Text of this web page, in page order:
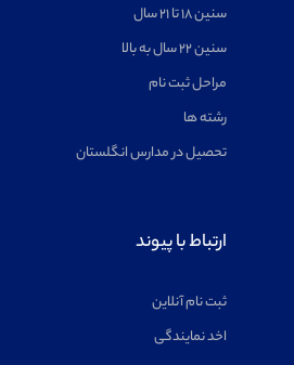
سنین ۱۸ تا ۲۱ سال
سنین ۲۲ سال به بالا
مراحل ثبت نام
رشته ها
تحصیل در مدارس انگلستان
ارتباط با پیوند
ثبت نام آنلاین
اخد نمایندگی